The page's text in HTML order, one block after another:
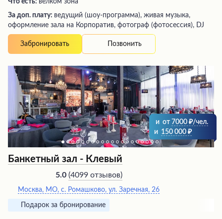
Что есть: велком зона
За доп. плату: ведущий (шоу-программа), живая музыка,
оформление зала на Корпоратив, фотограф (фотосессия), DJ
Забронировать Позвонить
и от 7000
/чел.
и 150 000
Банкетный зал - Клевый
5.0 (4099 отзывов)
Москва, МО, с. Ромашково, ул. Заречная, 26
Подарок за бронирование